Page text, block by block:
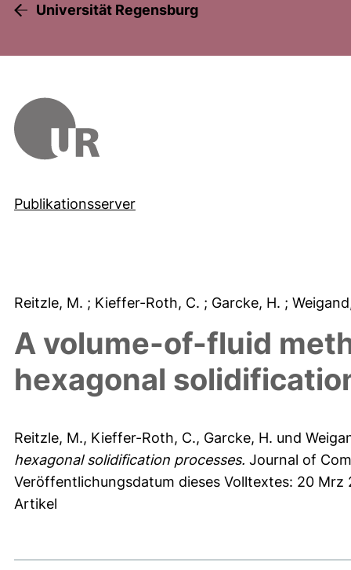
Universität Regensburg
Publikationsserver
Reitzle, M. ; Kieffer-Roth, C. ; Garcke, H. ;
A volume-of-fluid
hexagonal
Reitzle, M., Kieffer-Roth, C., Garcke, H. und
hexagonal solidification processes. Journal of
Veröffentlichungsdatum dieses Volltextes: 20 Mrz
Artikel